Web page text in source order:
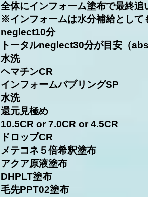
全体にインフォーム塗布で最終追
※インフォームは水分補給として
neglect10分
トータルneglect30分が目安（
水洗
ヘマチンCR
インフォームバブリングSP
水洗
​還元見極め
10.5CR or 7.0CR or 4.5CR
ドロップCR
メテコネ５倍希釈塗布
アクア原液塗布
DHPLT塗布
毛先PPT02塗布